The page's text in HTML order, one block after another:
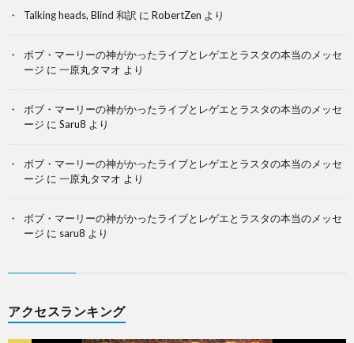
Talking heads, Blind 和訳 に RobertZen より
ボブ・マーリーの神がかったライブとレゲエとラスタの本当のメッセ
ージ に 一原丸タマオ より
ボブ・マーリーの神がかったライブとレゲエとラスタの本当のメッセ
ージ に Saru8 より
ボブ・マーリーの神がかったライブとレゲエとラスタの本当のメッセ
ージ に 一原丸タマオ より
ボブ・マーリーの神がかったライブとレゲエとラスタの本当のメッセ
ージ に saru8 より
アクセスランキング